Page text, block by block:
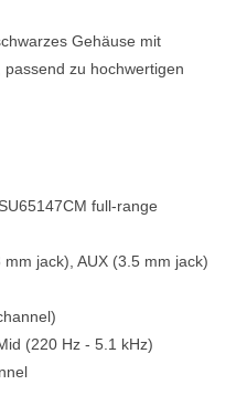
Gehäuse mit
zu hochwertigen
full-range
jack), AUX (3.5 mm jack)
(220 Hz - 5.1 kHz)